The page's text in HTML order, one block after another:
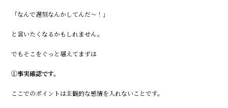
「なんで遅刻なんかしてんだ～！」
と言いたくなるかもしれません。
でもそこをぐっと堪えてまずは
①事実確認です。
ここでのポイントは主観的な感情を入れないことです。